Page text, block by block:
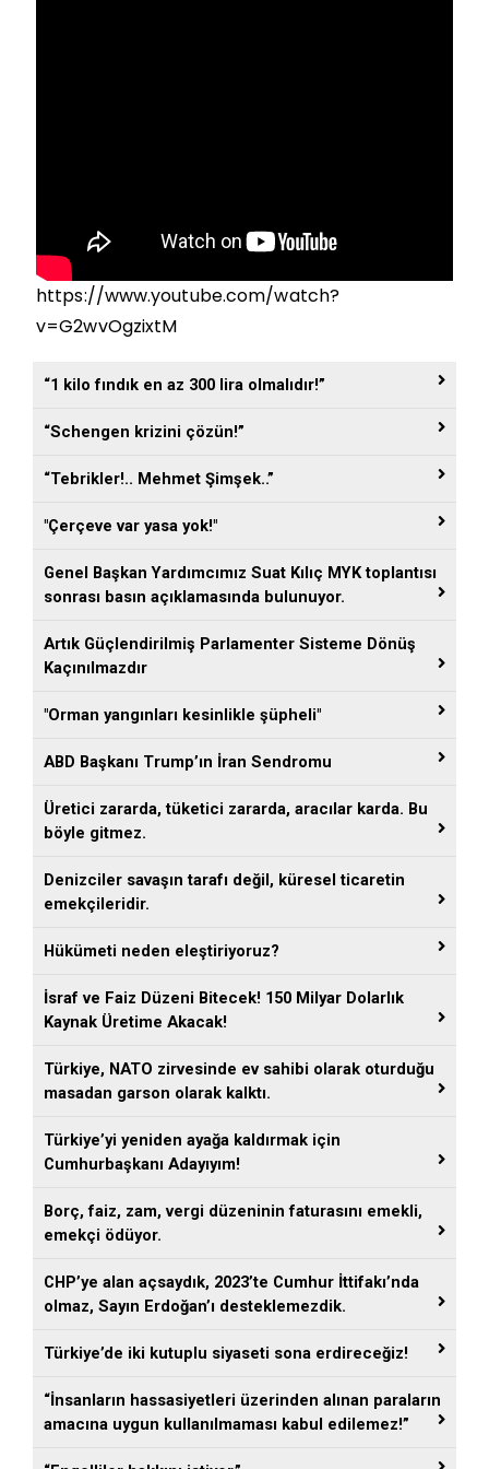
https://www.youtube.com/watch?
v=G2wvOgzixtM
“1 kilo fındık en az 300 lira olmalıdır!”
“Schengen krizini çözün!”
“Tebrikler!.. Mehmet Şimşek..”
"Çerçeve var yasa yok!"
Genel Başkan Yardımcımız Suat Kılıç MYK toplantısı
sonrası basın açıklamasında bulunuyor.
Artık Güçlendirilmiş Parlamenter Sisteme Dönüş
Kaçınılmazdır
"Orman yangınları kesinlikle şüpheli"
ABD Başkanı Trump’ın İran Sendromu
Üretici zararda, tüketici zararda, aracılar karda. Bu
böyle gitmez.
Denizciler savaşın tarafı değil, küresel ticaretin
emekçileridir.
Hükümeti neden eleştiriyoruz?
İsraf ve Faiz Düzeni Bitecek! 150 Milyar Dolarlık
Kaynak Üretime Akacak!
Türkiye, NATO zirvesinde ev sahibi olarak oturduğu
masadan garson olarak kalktı.
Türkiye’yi yeniden ayağa kaldırmak için
Cumhurbaşkanı Adayıyım!
Borç, faiz, zam, vergi düzeninin faturasını emekli,
emekçi ödüyor.
CHP’ye alan açsaydık, 2023’te Cumhur İttifakı’nda
olmaz, Sayın Erdoğan’ı desteklemezdik.
Türkiye’de iki kutuplu siyaseti sona erdireceğiz!
“İnsanların hassasiyetleri üzerinden alınan paraların
amacına uygun kullanılmaması kabul edilemez!”